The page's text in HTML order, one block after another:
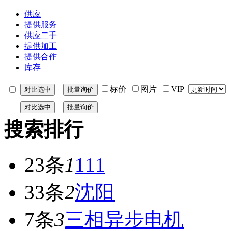
供应
提供服务
供应二手
提供加工
提供合作
库存
标价 图片 VIP
搜索排行
23条1111
33条2沈阳
7条3三相异步电机